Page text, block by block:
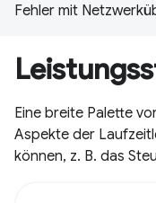
Fehler mit
Eine breite Palette
Aspekte der
können, z. B. das